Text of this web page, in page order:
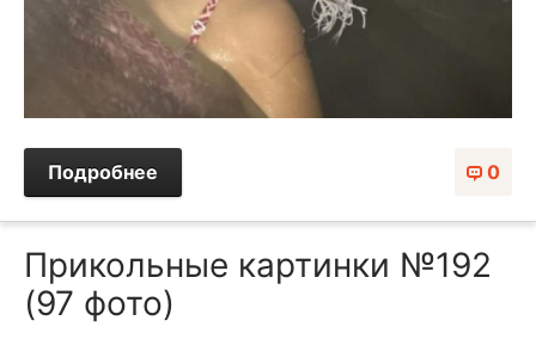
0
Подробнее
Прикольные картинки №192
(97 фото)